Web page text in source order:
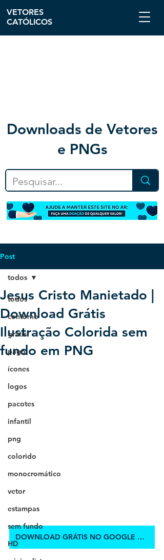
Downloads de Vetores
e PNGs
VETORES
CATÓLICOS
Post
todos
contorno
grátis
pago
ícones
logos
pacotes
infantil
png
colorido
monocromático
vetor
estampas
sem fundo
HD
todos
Jesus Cristo Manietado |
Download Grátis
Ilustração Colorida sem
fundo em PNG
DOWNLOAD GRÁTIS NO GOOGLE DRIVE